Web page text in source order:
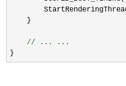
    }
// ... ...
}